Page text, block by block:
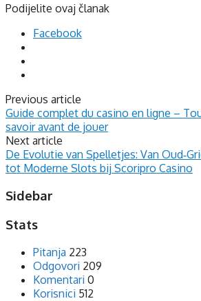
Podijelite ovaj članak
Facebook
Previous article
Guide complet du casino en ligne –
savoir avant de jouer
Next article
De Evolutie van Spelletjes: Van
tot Moderne Slots bij Scoripro Casino
Sidebar
Stats
Pitanja 223
Odgovori 209
Komentari 0
Korisnici 512